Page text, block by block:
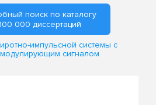
поиск по каталогу
000 диссертаций
импульсной системы с
сигналом